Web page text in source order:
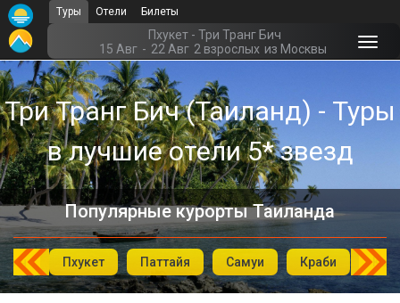
Туры Отели Билеты
Пхукет - Три Транг Бич
15 Авг - 22 Авг 2 взрослых из Москвы
Три Транг Бич (Таиланд) - Туры
в лучшие отели 5* звезд
Популярные курорты Таиланда
Пхукет Паттайя Самуи Краби Као
Главная
Таиланд- Курорты
Офис г. Москва
Помощь
Подборки отелей
Турция
Таиланд
ОАЭ